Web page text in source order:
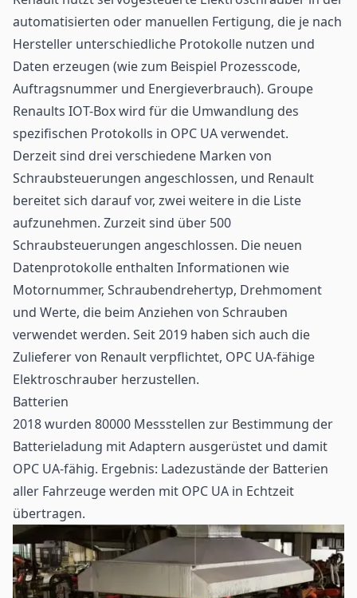
automatisierten oder manuellen Fertigung, die je nach
Hersteller unterschiedliche Protokolle nutzen und
Daten erzeugen (wie zum Beispiel Prozesscode,
Auftragsnummer und Energieverbrauch). Groupe
Renaults IOT-Box wird für die Umwandlung des
spezifischen Protokolls in OPC UA verwendet.
Derzeit sind drei verschiedene Marken von
Schraubsteuerungen angeschlossen, und Renault
bereitet sich darauf vor, zwei weitere in die Liste
aufzunehmen. Zurzeit sind über 500
Schraubsteuerungen angeschlossen. Die neuen
Datenprotokolle enthalten Informationen wie
Motornummer, Schraubendrehertyp, Drehmoment
und Werte, die beim Anziehen von Schrauben
verwendet werden. Seit 2019 haben sich auch die
Zulieferer von Renault verpflichtet, OPC UA-fähige
Elektroschrauber herzustellen.
Batterien
2018 wurden 80000 Messstellen zur Bestimmung der
Batterieladung mit Adaptern ausgerüstet und damit
OPC UA-fähig. Ergebnis: Ladezustände der Batterien
aller Fahrzeuge werden mit OPC UA in Echtzeit
übertragen.